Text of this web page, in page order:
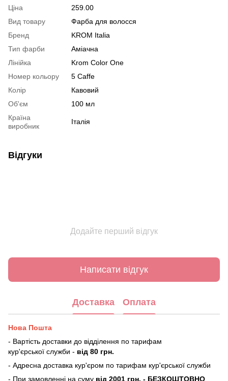
Ціна
259.00
Вид товару
Фарба для волосся
Бренд
KROM Italia
Тип фарби
Аміачна
Лінійка
Krom Color One
Номер кольору
5 Caffe
Колір
Кавовий
Об'єм
100 мл
Країна
виробник
Італія
Відгуки
Додайте перший відгук
Написати відгук
Доставка Оплата
Нова Пошта
- Вартість доставки до відділення по тарифам
кур'єрської служби - від 80 грн.
- Адресна доставка кур'єром по тарифам кур'єрської служби
- При замовленні на суму від 2001 грн. - БЕЗКОШТОВНО